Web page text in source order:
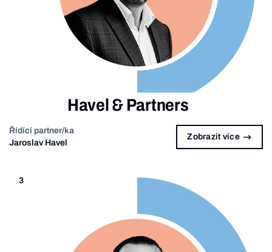
Havel & Partners
Řídící partner/ka
Jaroslav Havel
Zobrazit více
3